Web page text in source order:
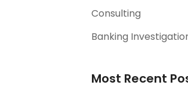
Consulting
Banking
Most Recent